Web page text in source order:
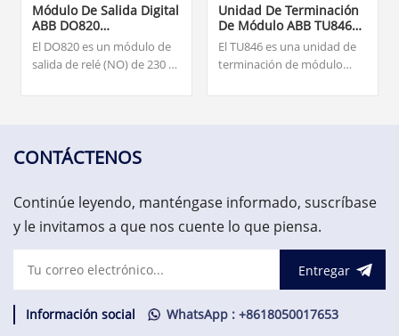
Módulo De Salida Digital
ABB DO820
3BSE008514R1
El DO820 es un módulo de
salida de relé (NO) de 230 V
S800. Nuestro equipo está
para ayudarlo con sus
contáctenos.
Unidad De Terminación
De Módulo ABB TU846
3BSE022460R1
El TU846 es una unidad de
terminación de módulo
redundante de la interfaz
CONTÁCTENOS
Continúe leyendo, manténgase informado, suscríbase
y le invitamos a que nos cuente lo que piensa.
Entregar
Información social WhatsApp : +8618050017653